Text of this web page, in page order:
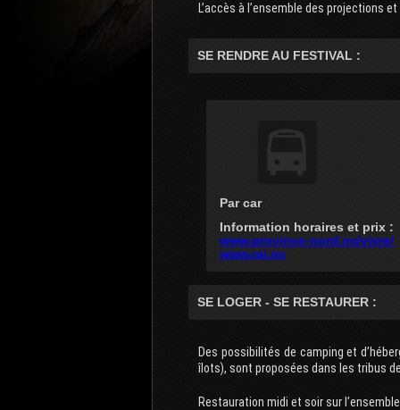
L’accès à l’ensemble des projections
SE RENDRE AU FESTIVAL :
Par car
Information horaires et prix :
www.province-nord.nc/vivre/
www.rai.nc
SE LOGER - SE RESTAURER :
Des possibilités de camping et
îlots), sont proposées dans les tribus
Restauration midi et soir sur